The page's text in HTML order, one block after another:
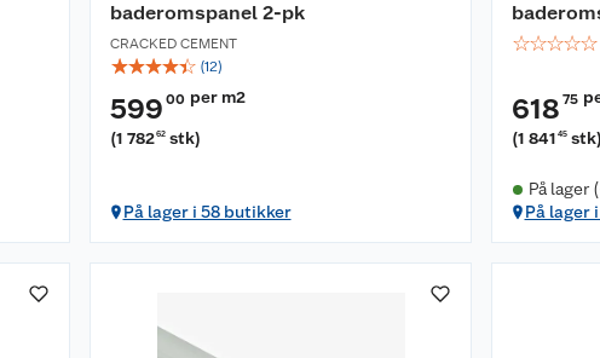
baderomspanel 2-pk
CRACKED CEMENT
☆☆☆☆☆ (12)
599 00 per m2
(1 78262 stk)
På lager i 58 butikker
☆☆☆☆☆
618 75
(1 841 45 stk)
På lager
På lager